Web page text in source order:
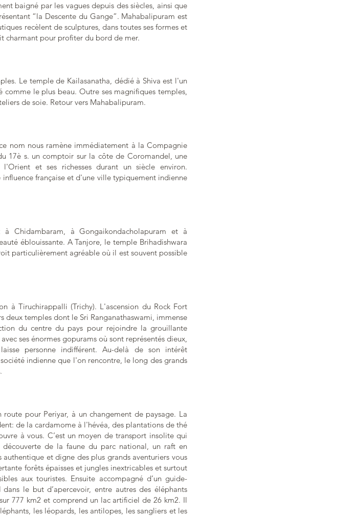
baigné par les vagues depuis des siècles, ainsi que
“la Descente du Gange”. Mahabalipuram est
recèlent de sculptures, dans toutes ses formes et
charmant pour profiter du bord de mer.
Le temple de Kailasanatha, dédié à Shiva est l'un
comme le plus beau. Outre ses magnifiques temples,
de soie. Retour vers Mahabalipuram.
nom nous ramène immédiatement à la Compagnie
17è s. un comptoir sur la côte de Coromandel, une
et ses richesses durant un siècle environ.
française et d'une ville typiquement indienne
Chidambaram, à Gongaikondacholapuram et à
éblouissante. A Tanjore, le temple Brihadishwara
particulièrement agréable où il est souvent possible
à Tiruchirappalli (Trichy). L'ascension du Rock Fort
deux temples dont le Sri Ranganathaswami, immense
du centre du pays pour rejoindre la grouillante
ses énormes gopurams où sont représentés dieux,
personne indifférent. Au-delà de son intérêt
indienne que l'on rencontre, le long des grands
route pour Periyar, à un changement de paysage. La
de la cardamome à l'hévéa, des plantations de thé
à vous. C’est un moyen de transport insolite qui
de la faune du parc national, un raft en
et digne des plus grands aventuriers vous
forêts épaisses et jungles inextricables et surtout
aux touristes. Ensuite accompagné d’un guide-
le but d’apercevoir, entre autres des éléphants
777 km2 et comprend un lac artificiel de 26 km2. Il
les léopards, les antilopes, les sangliers et les